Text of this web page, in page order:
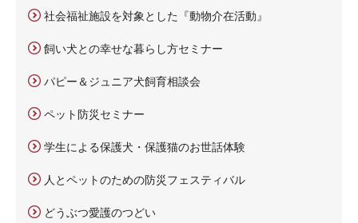
社会福祉施設を対象とした『動物介在活動』
飼い犬との幸せな暮らし方セミナー
パピー＆ジュニア犬飼育相談会
ペット防災セミナー
学生による保護犬・保護猫のお世話体験
人とペットのための防災フェスティバル
どうぶつ愛護のつどい